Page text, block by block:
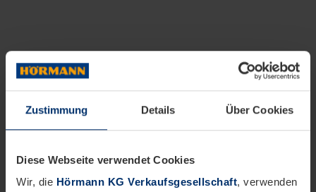
Zustimmung Details Über Cookies
Diese Webseite verwendet Cookies
Wir, die Hörmann KG Verkaufsgesellschaft, verwenden